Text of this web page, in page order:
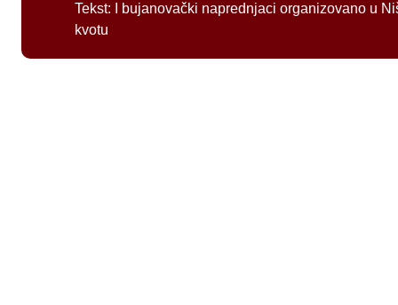
Tekst:
I bujanovački naprednjaci organizovano u
kvotu